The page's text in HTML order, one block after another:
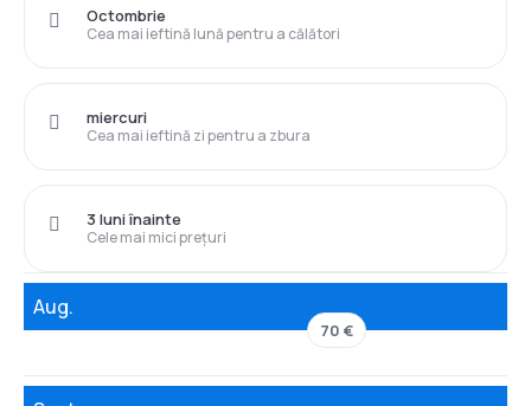
Cea mai ieftină lună pentru a călători
Octombrie
Cea mai ieftină zi pentru a zbura
miercuri
Cele mai mici prețuri
3 luni înainte
Aug.
70 €